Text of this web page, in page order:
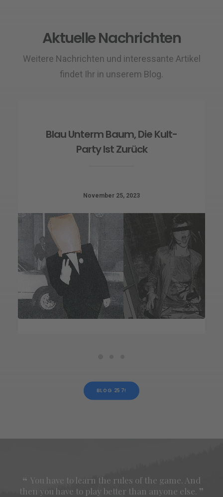
Aktuelle Nachrichten
Weitere Nachrichten und interessante Artikel
findet Ihr in unserem Blog.
Blau Unterm Baum, Die Kult-
Party Ist Zurück
November 25, 2023
BLOG 257!
You have to learn the rules of the game. And
then you have to play better than anyone else.